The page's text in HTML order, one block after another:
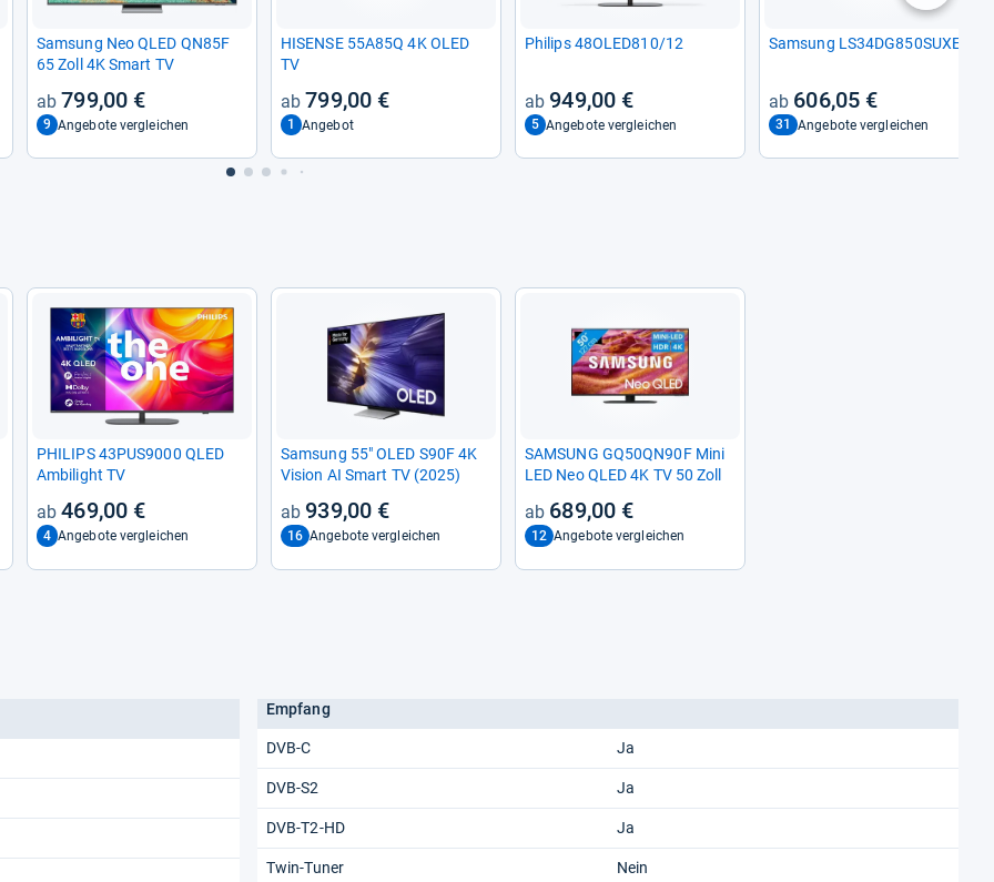
Sam­sung Neo QLED QN85F
65 Zoll 4K Smart TV
799,00 €
9 Angebote vergleichen
HISENSE 55A85Q 4K OLED
TV
799,00 €
1 Angebot
Phi­lips 48OLED810/12
949,00 €
5 Angebote vergleichen
Sam­sung LS34DG850SUXEN
606,05 €
31 Angebote vergleichen
PHI­LIPS 43PUS9000 QLED
Ambi­light TV
469,00 €
4 Angebote vergleichen
Sam­sung 55" OLED S90F 4K
Vision AI Smart TV (2025)
939,00 €
16 Angebote vergleichen
SAM­SUNG GQ50QN90F Mini
LED Neo QLED 4K TV 50 Zoll
689,00 €
12 Angebote vergleichen
Empfang
DVB-C Ja
DVB-S2 Ja
DVB-T2-HD Ja
Twin-Tuner Nein